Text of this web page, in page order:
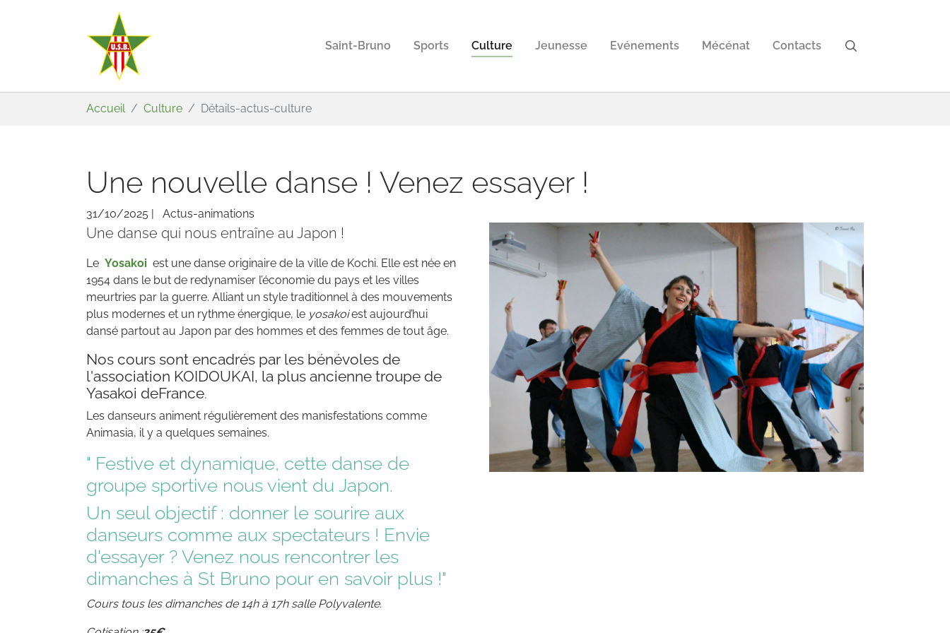
Saint-Bruno Sports Culture Jeunesse Evénements Mécénat Contacts
Accueil Culture Détails-actus-culture
Une nouvelle danse ! Venez essayer !
31/10/2025 | Actus-animations
Une danse qui nous entraîne au Japon !
Le Yosakoi est une danse originaire de la ville de Kochi. Elle est née en
1954 dans le but de redynamiser l’économie du pays et les villes
meurtries par la guerre. Alliant un style traditionnel à des mouvements
plus modernes et un rythme énergique, le yosakoiest aujourd’hui
dansé partout au Japon par des hommes et des femmes de tout âge.
Nos cours sont encadrés par les bénévoles de
l'association KOIDOUKAI, la plus ancienne troupe de
Yasakoi deFrance.
Les danseurs animent régulièrement des manisfestations comme
Animasia, il y a quelques semaines.
" Festive et dynamique, cette danse de
groupe sportive nous vient du Japon.
Un seul objectif : donner le sourire aux
danseurs comme aux spectateurs ! Envie
d'essayer ? Venez nous rencontrer les
dimanches à St Bruno pour en savoir plus !"
Cours tous les dimanches de 14h à 17h salle Polyvalente.